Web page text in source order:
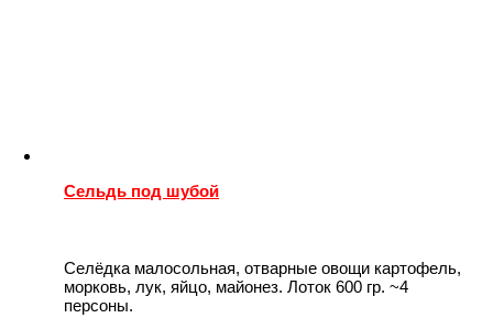
Сельдь под шубой
Селёдка малосольная, отварные овощи картофель,
морковь, лук, яйцо, майонез. Лоток 600 гр. ~4
персоны.